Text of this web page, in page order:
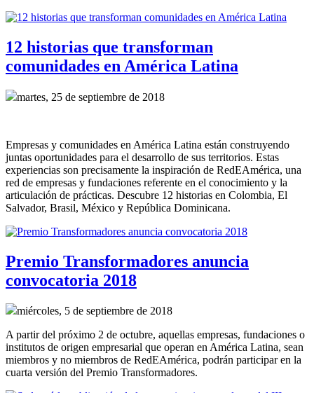
12 historias que transforman
comunidades en América Latina
martes, 25 de septiembre de 2018
Empresas y comunidades en América Latina están construyendo
juntas oportunidades para el desarrollo de sus territorios. Estas
experiencias son precisamente la inspiración de RedEAmérica, una
red de empresas y fundaciones referente en el conocimiento y la
articulación de prácticas. Descubre 12 historias en Colombia, El
Salvador, Brasil, México y República Dominicana.
Premio Transformadores anuncia
convocatoria 2018
miércoles, 5 de septiembre de 2018
A partir del próximo 2 de octubre, aquellas empresas, fundaciones o
institutos de origen empresarial que operan en América Latina, sean
miembros y no miembros de RedEAmérica, podrán participar en la
cuarta versión del Premio Transformadores.